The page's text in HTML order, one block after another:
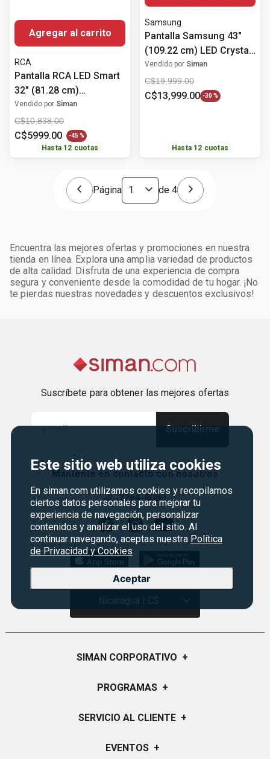
Este sitio web utiliza cookies
En siman.com utilizamos cookies y recopilamos
ciertos datos personales para mejorar tu
experiencia de navegación, personalizar
contenidos y analizar el uso del sitio. Al
continuar navegando, aceptas nuestra Política
de Privacidad y Cookies
Aceptar
Agregar al carrito
RCA
Pantalla RCA LED Smart
32" (81.28 cm)
HD/RC32J21BT3D
Vendido por Siman
C$10,838.00
C$5999.00 -45 %
Hasta 12 cuotas
Samsung
Pantalla Samsung 43"
(109.22 cm) LED Crystal
UHD 4K HDR10+
UN43CU7000PXPA
Vendido por Siman
C$19,999.00
C$13,999.00 -30 %
Hasta 12 cuotas
Página de 4
Encuentra las mejores ofertas y promociones en nuestra
tienda en línea. Explora una amplia variedad de productos
de alta calidad. Disfruta de una experiencia de compra
segura y conveniente desde la comodidad de tu hogar. ¡No
te pierdas nuestras novedades y descuentos exclusivos!
Suscríbete para obtener las mejores ofertas
Suscribirme
Manténte en contacto con nosotros
2264-8080
SIMAN CORPORATIVO +
Quiénes Somos
Sucursales
PROGRAMAS +
Monedero
SERVICIO AL CLIENTE +
Preguntas Frecuentes
EVENTOS +